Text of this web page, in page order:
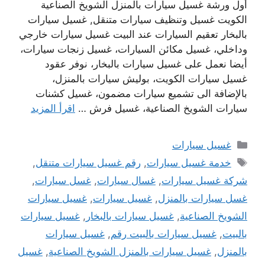
أول ورشة غسيل سيارات بالمنزل الشويخ الصناعية
الكويت غسيل وتنظيف سيارات متنقل, غسيل سيارات
بالبخار تعقيم السيارات عند البيت غسيل سيارات خارجي
وداخلي، غسيل مكائن السيارات، غسيل زنجات سيارات،
أيضا نعمل على غسيل سيارات بالبخار، نوفر عقود
غسيل سيارات الكويت، بوليش سيارات بالمنزل،
بالإضافة الى تشميع سيارات مضمون، غسيل كشنات
سيارات الشويخ الصناعية، غسيل فرش … اقرأ المزيد
التصنيفات
غسيل سيارات
الوسوم
خدمة غسيل سيارات,رقم غسيل سيارات متنقل,
شركة غسيل سيارات, غسال سيارات, غسل سيارات,
غسل سيارات بالمنزل, غسيل سيارات, غسيل سيارات
الشويخ الصناعية, غسيل سيارات بالبخار , غسيل سيارات
بالبيت, غسيل سيارات بالبيت رقم, غسيل سيارات
بالمنزل, غسيل سيارات بالمنزل الشويخ الصناعية, غسيل